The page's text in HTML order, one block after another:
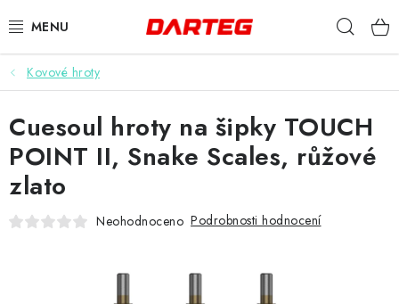
na
ŠIPKY
TERČE
DOPLŇKY K TERČI
LETKY
Kovové hroty
Cuesoul hroty na šipky TOUCH
POINT II, Snake Scales, růžové
zlato
Neohodnoceno Podrobnosti hodnocení